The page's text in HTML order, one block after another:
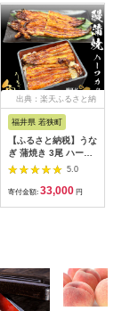
出典：楽天ふるさと納
福井県 若狭町
【ふるさと納税】うな
ぎ 蒲焼き 3尾 ハーフ
カット タレ・肝付き
国産鰻 国産 うなぎ蒲
焼 惣菜 おかず ウナ
5.0
寄付金額: 33,000 円